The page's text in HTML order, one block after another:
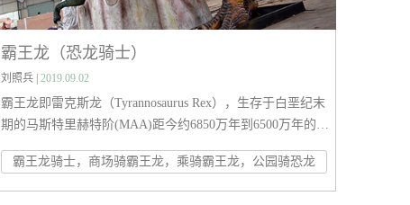
霸王龙（恐龙骑士）
刘照兵 | 2019.09.02
霸王龙即雷克斯龙（Tyrannosaurus Rex），生存于白垩纪末
期的马斯特里赫特阶(MAA)距今约6850万年到6500万年的白
恐龙种类之一。化石分布于北美洲的美国与加拿大，是最晚
灭绝的恐龙之一。
霸王龙骑士，商场骑霸王龙，乘骑霸王龙，公园骑恐龙